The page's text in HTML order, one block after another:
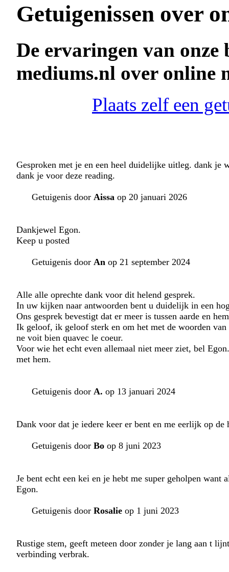
Getuigenissen over
De ervaringen van onze
mediums.nl over online
Plaats zelf een
Gesproken met je en een heel duidelijke uitleg. dank je
dank je voor deze reading.
Getuigenis door Aissa op 20 januari 2026
Dankjewel Egon.
Keep u posted
Getuigenis door An op 21 september 2024
Alle alle oprechte dank voor dit helend gesprek.
In uw kijken naar antwoorden bent u duidelijk in een
Ons gesprek bevestigt dat er meer is tussen aarde en
Ik geloof, ik geloof sterk en om het met de woorden
ne voit bien quavec le coeur.
Voor wie het echt even allemaal niet meer ziet, bel
met hem.
Getuigenis door A. op 13 januari 2024
Dank voor dat je iedere keer er bent en me eerlijk op de
Getuigenis door Bo op 8 juni 2023
Je bent echt een kei en je hebt me super geholpen
Egon.
Getuigenis door Rosalie op 1 juni 2023
Rustige stem, geeft meteen door zonder je lang aan t
verbinding verbrak.